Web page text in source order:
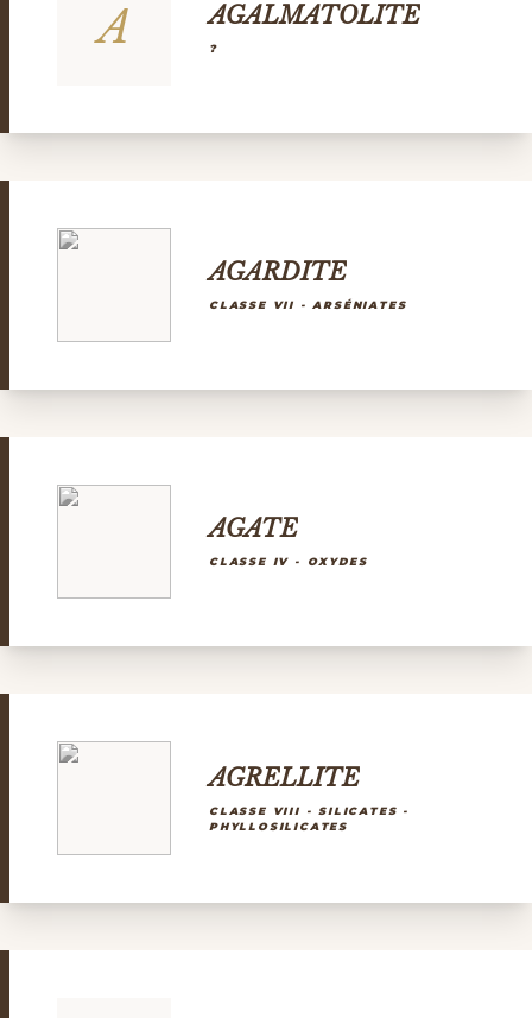
A AGALMATOLITE
?
AGARDITE
CLASSE VII - ARSÉNIATES
AGATE
CLASSE IV - OXYDES
AGRELLITE
CLASSE VIII - SILICATES -
PHYLLOSILICATES